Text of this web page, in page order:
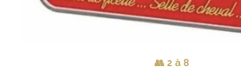
👥 2 à 8